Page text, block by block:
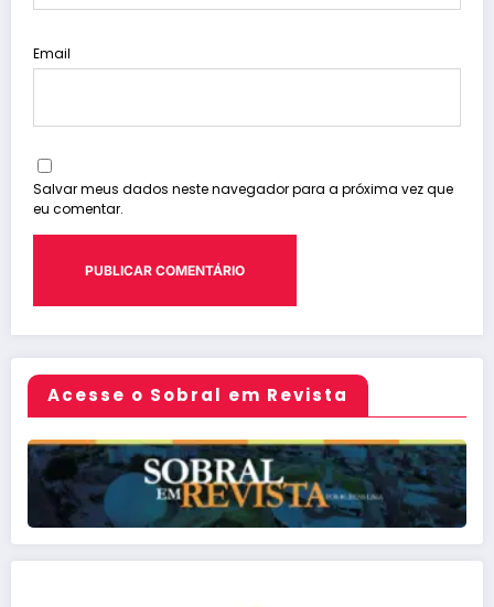
Email
Salvar meus dados neste navegador para a próxima vez que
eu comentar.
Acesse o Sobral em Revista